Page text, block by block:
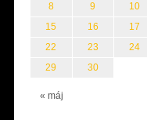
« máj
8
9 10
15
16 17
22
23 24
29
30